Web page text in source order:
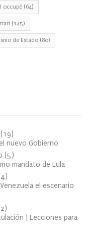
occupé (64)
(145)
de Estado (80)
(19)
nuevo Gobierno
(5)
mandato de Lula
)
el escenario
)
| Lecciones para